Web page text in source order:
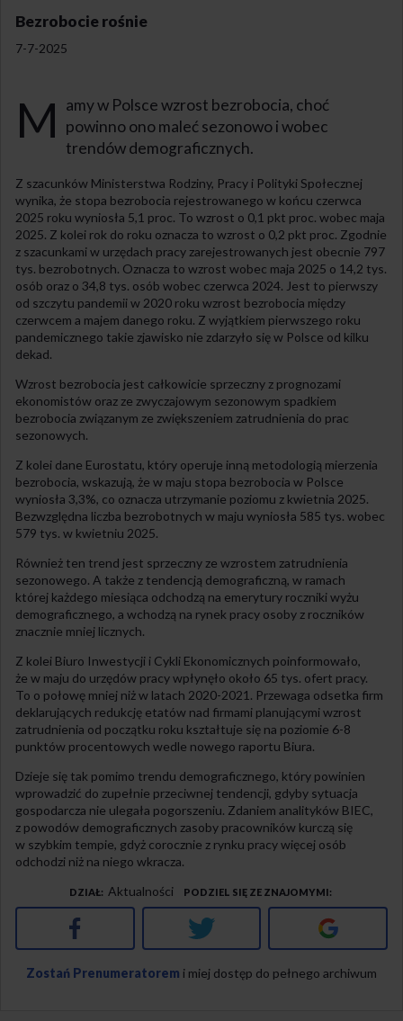
Bezrobocie rośnie
7-7-2025
M
amy w Polsce wzrost bezrobocia, choć
powinno ono maleć sezonowo i wobec
trendów demograficznych.
Z szacunków Ministerstwa Rodziny, Pracy i Polityki Społecznej
wynika, że stopa bezrobocia rejestrowanego w końcu czerwca
2025 roku wyniosła 5,1 proc. To wzrost o 0,1 pkt proc. wobec maja
2025. Z kolei rok do roku oznacza to wzrost o 0,2 pkt proc. Zgodnie
z szacunkami w urzędach pracy zarejestrowanych jest obecnie 797
tys. bezrobotnych. Oznacza to wzrost wobec maja 2025 o 14,2 tys.
osób oraz o 34,8 tys. osób wobec czerwca 2024. Jest to pierwszy
od szczytu pandemii w 2020 roku wzrost bezrobocia między
czerwcem a majem danego roku. Z wyjątkiem pierwszego roku
pandemicznego takie zjawisko nie zdarzyło się w Polsce od kilku
dekad.
Wzrost bezrobocia jest całkowicie sprzeczny z prognozami
ekonomistów oraz ze zwyczajowym sezonowym spadkiem
bezrobocia związanym ze zwiększeniem zatrudnienia do prac
sezonowych.
Z kolei dane Eurostatu, który operuje inną metodologią mierzenia
bezrobocia, wskazują, że w maju stopa bezrobocia w Polsce
wyniosła 3,3%, co oznacza utrzymanie poziomu z kwietnia 2025.
Bezwzględna liczba bezrobotnych w maju wyniosła 585 tys. wobec
579 tys. w kwietniu 2025.
Również ten trend jest sprzeczny ze wzrostem zatrudnienia
sezonowego. A także z tendencją demograficzną, w ramach
której każdego miesiąca odchodzą na emerytury roczniki wyżu
demograficznego, a wchodzą na rynek pracy osoby z roczników
znacznie mniej licznych.
Z kolei Biuro Inwestycji i Cykli Ekonomicznych poinformowało,
że w maju do urzędów pracy wpłynęło około 65 tys. ofert pracy.
To o połowę mniej niż w latach 2020-2021. Przewaga odsetka firm
deklarujących redukcję etatów nad firmami planującymi wzrost
zatrudnienia od początku roku kształtuje się na poziomie 6-8
punktów procentowych wedle nowego raportu Biura.
Dzieje się tak pomimo trendu demograficznego, który powinien
wprowadzić do zupełnie przeciwnej tendencji, gdyby sytuacja
gospodarcza nie ulegała pogorszeniu. Zdaniem analityków BIEC,
z powodów demograficznych zasoby pracowników kurczą się
w szybkim tempie, gdyż corocznie z rynku pracy więcej osób
odchodzi niż na niego wkracza.
DZIAŁ Aktualności PODZIEL SIĘ ZE ZNAJOMYMI
Facebook Twitter Google+
Zostań Prenumeratorem i miej dostęp do pełnego archiwum